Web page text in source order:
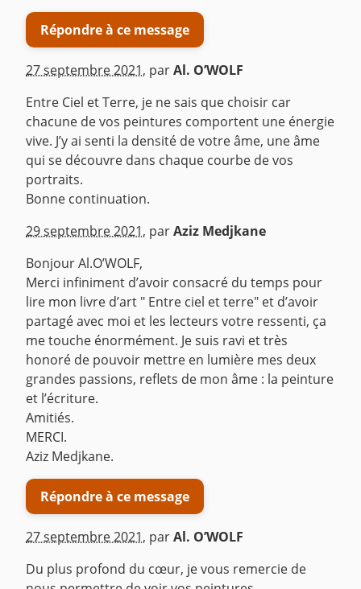
Répondre à ce message
27 septembre 2021, parAl. O’WOLF
Entre Ciel et Terre, je ne sais que choisir car
chacune de vos peintures comportent une énergie
vive. J’y ai senti la densité de votre âme, une âme
qui se découvre dans chaque courbe de vos
portraits.
Bonne continuation.
^
29 septembre 2021, parAziz Medjkane
Bonjour Al.O’WOLF,
Merci infiniment d’avoir consacré du temps pour
lire mon livre d’art " Entre ciel et terre" et d’avoir
partagé avec moi et les lecteurs votre ressenti, ça
me touche énormément. Je suis ravi et très
honoré de pouvoir mettre en lumière mes deux
grandes passions, reflets de mon âme : la peinture
et l’écriture.
Amitiés.
MERCI.
Aziz Medjkane.
Répondre à ce message
27 septembre 2021, parAl. O’WOLF
Du plus profond du cœur, je vous remercie de